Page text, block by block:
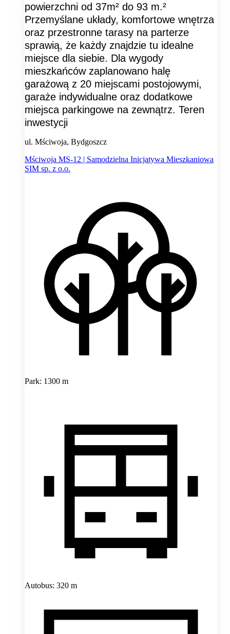
powierzchni od 37m² do 93 m.²
Przemyślane układy, komfortowe wnętrza
oraz przestronne tarasy na parterze
sprawią, że każdy znajdzie tu idealne
miejsce dla siebie. Dla wygody
mieszkańców zaplanowano halę
garażową z 20 miejscami postojowymi,
garaże indywidualne oraz dodatkowe
miejsca parkingowe na zewnątrz. Teren
inwestycji
ul. Mściwoja, Bydgoszcz
Mściwoja MS-12 | Samodzielna Inicjatywa Mieszkaniowa
SIM sp. z o.o.
Park: 1300 m
Autobus: 320 m